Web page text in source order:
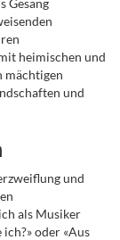
Gesang
heimischen und
mächtigen
und
und
als Musiker
oder «Aus